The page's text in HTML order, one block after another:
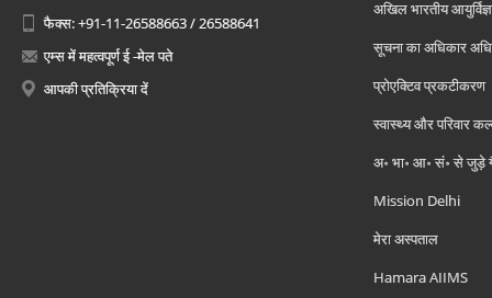
फैक्स: +91-11-26588663 / 26588641
एम्स में महत्वपूर्ण ई -मेल पते
आपकी प्रतिक्रिया दें
अखिल भारतीय
सूचना का अधिकार
प्रोएक्टिव प्रकटीकरण
स्वास्थ्य और परिवार
अ॰ भा॰ आ॰ सं॰ से जुड़े
Mission Delhi
मेरा अस्पताल
Hamara AIIMS